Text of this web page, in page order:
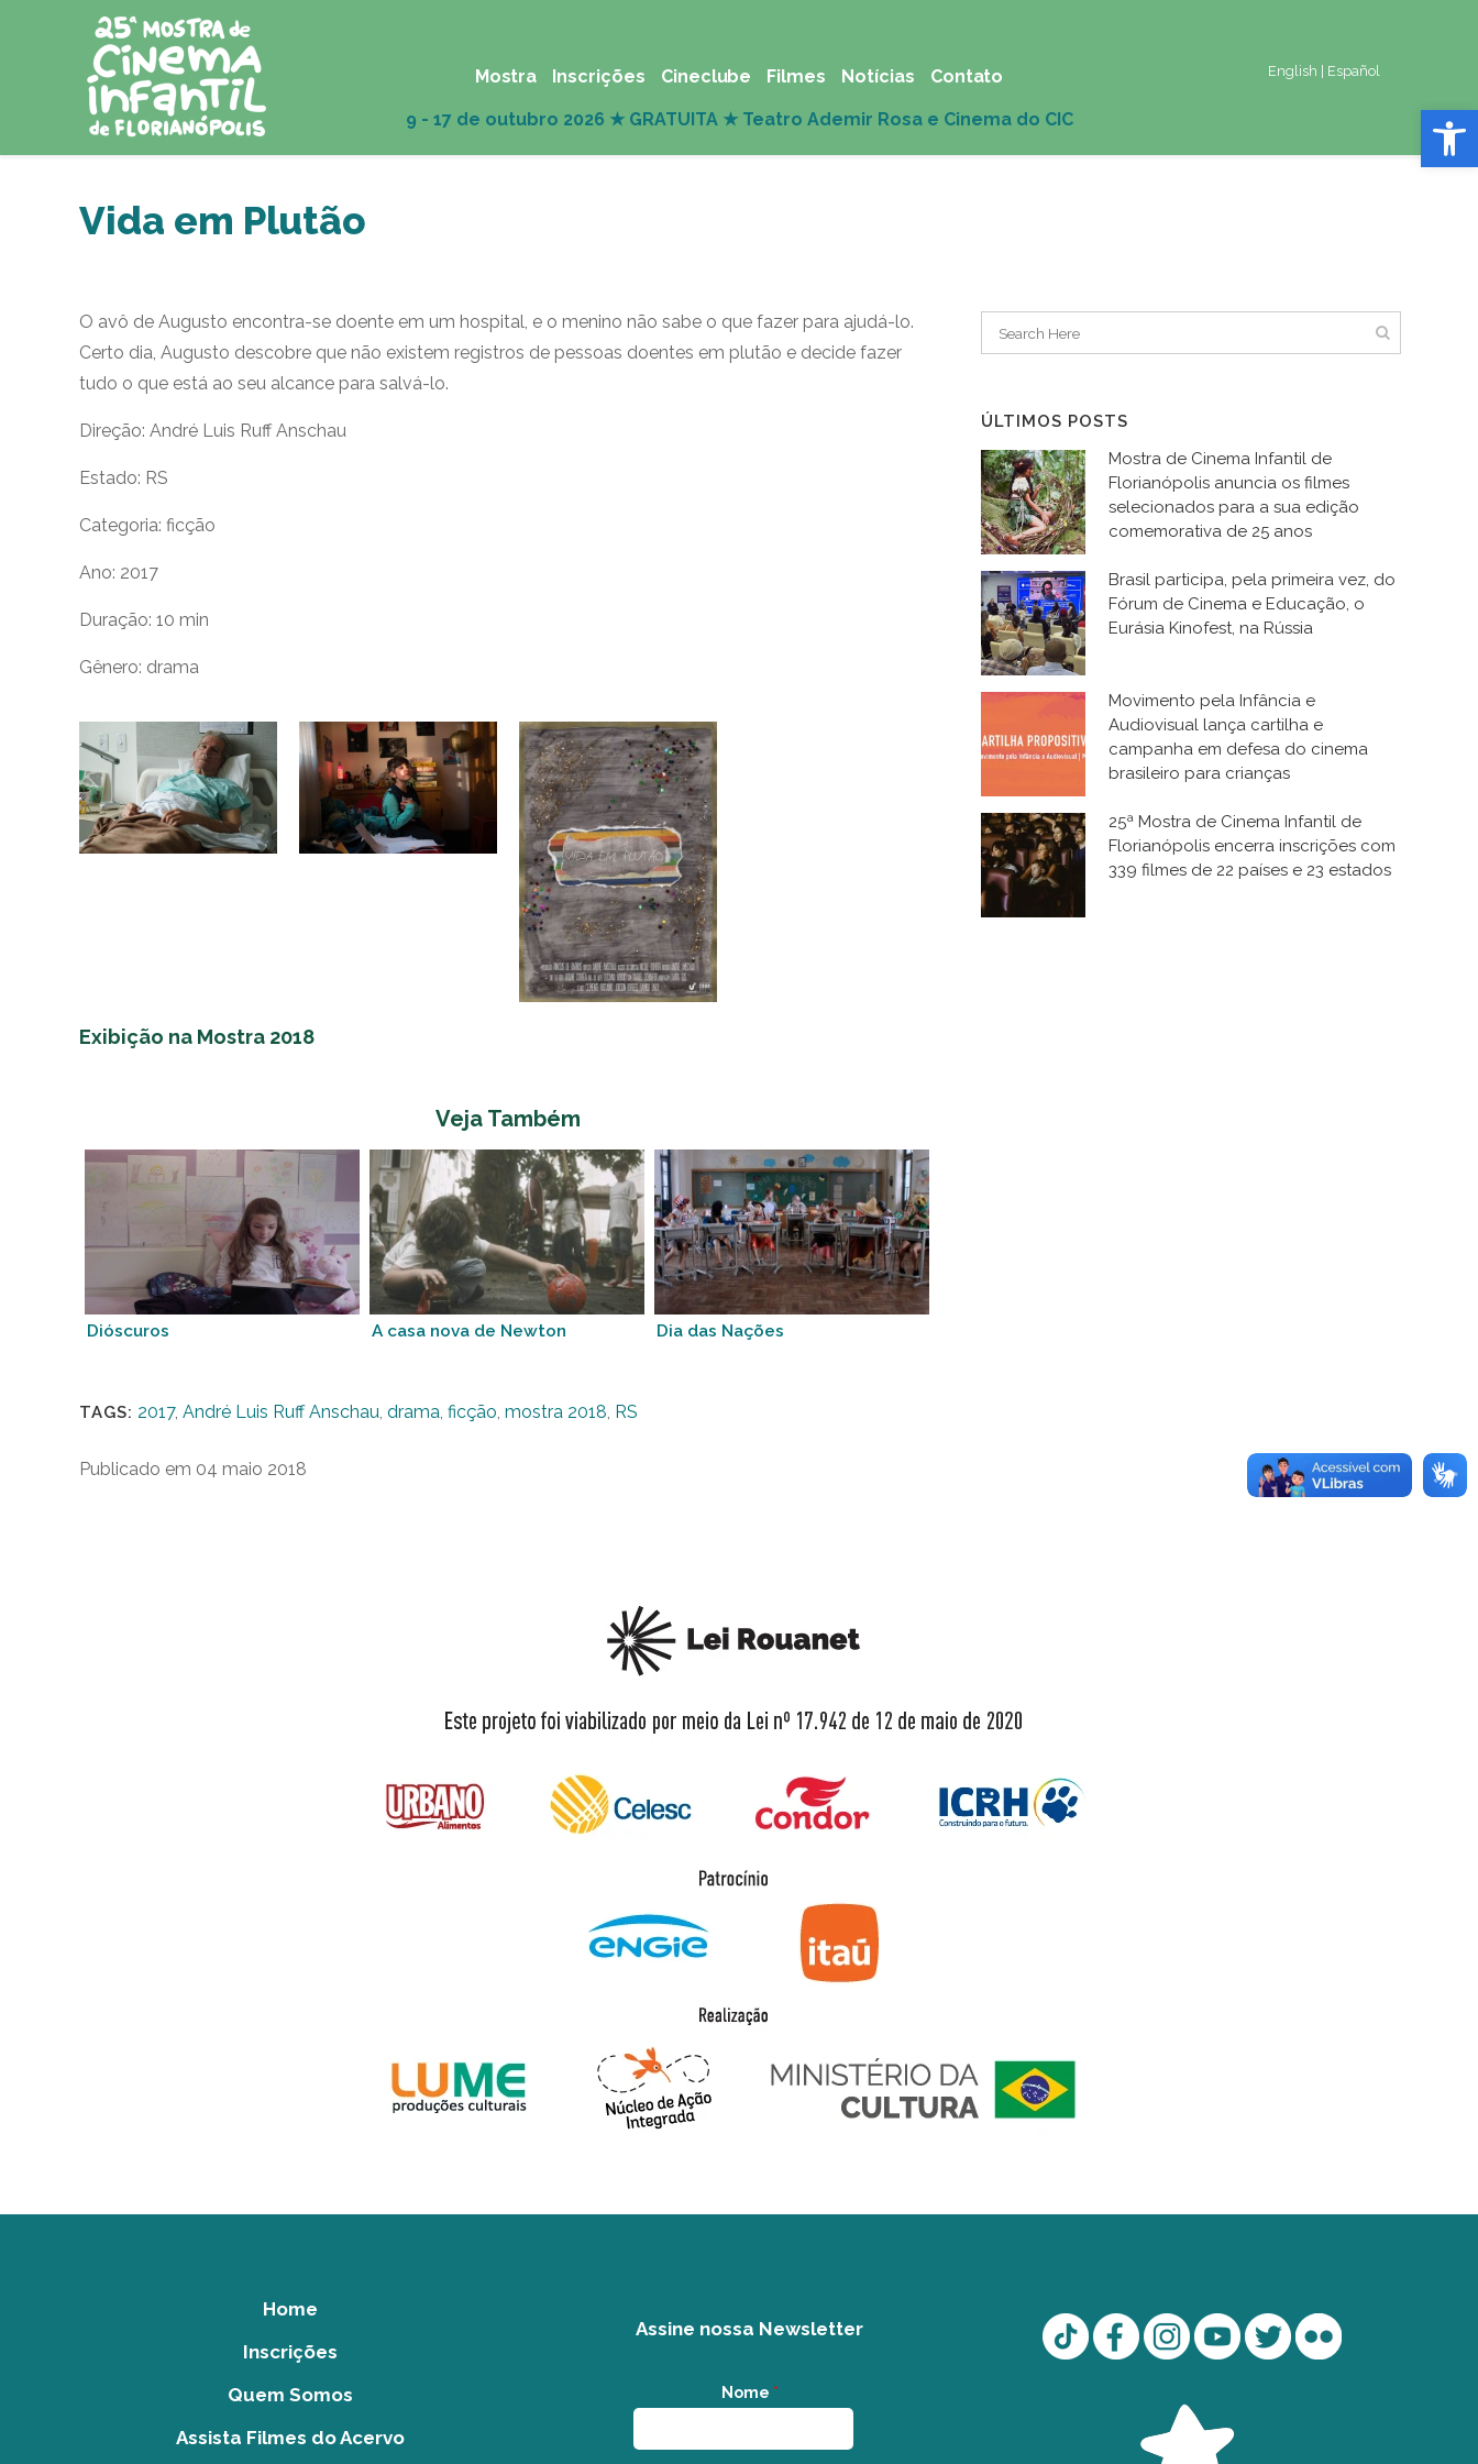
Abrir
English Español
Mostra Inscrições Cineclube Filmes Notícias Contato
Vida em Plutão
O avô de Augusto encontra-se doente em um hospital, e o menino não sabe o que fazer para ajudá-lo.
Certo dia, Augusto descobre que não existem registros de pessoas doentes em plutão e decide fazer
tudo o que está ao seu alcance para salvá-lo.
Direção: André Luis Ruff Anschau
Estado: RS
Categoria: ficção
Ano: 2017
Duração: 10 min
Gênero: drama
Exibição na Mostra 2018
Veja Também
Dióscuros A casa nova de Newton Dia das Nações
TAGS: 2017, André Luis Ruff Anschau drama ficção mostra 2018 RS
Publicado em 04 maio 2018
ÚLTIMOS POSTS
Mostra de Cinema Infantil de
Florianópolis anuncia os filmes
selecionados para a sua edição
comemorativa de 25 anos
Brasil participa, pela primeira vez, do
Fórum de Cinema e Educação, o
Eurásia Kinofest, na Rússia
Movimento pela Infância e
Audiovisual lança cartilha e
campanha em defesa do cinema
brasileiro para crianças
25ª Mostra de Cinema Infantil de
Florianópolis encerra inscrições com
339 filmes de 22 países e 23 estados
Home
Inscrições
Quem Somos
Assista Filmes do Acervo
Assine nossa Newsletter
Nome *